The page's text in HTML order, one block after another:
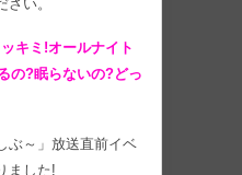
い。
キミ!オールナイト
の?眠らないの?どっ
ぶ～」放送直前イベ
ました!